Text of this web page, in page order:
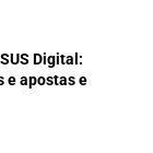
Digital:
e apostas e